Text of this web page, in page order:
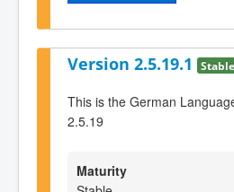
Version 2.5.19.1 Stable
This is the German
2.5.19
Maturity